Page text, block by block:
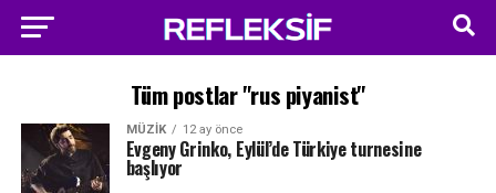
Tüm postlar "rus piyanist"
MÜZIK 12 ay önce
Evgeny Grinko, Eylül’de Türkiye turnesine
başlıyor